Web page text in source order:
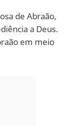
de Abraão,
a Deus.
em meio